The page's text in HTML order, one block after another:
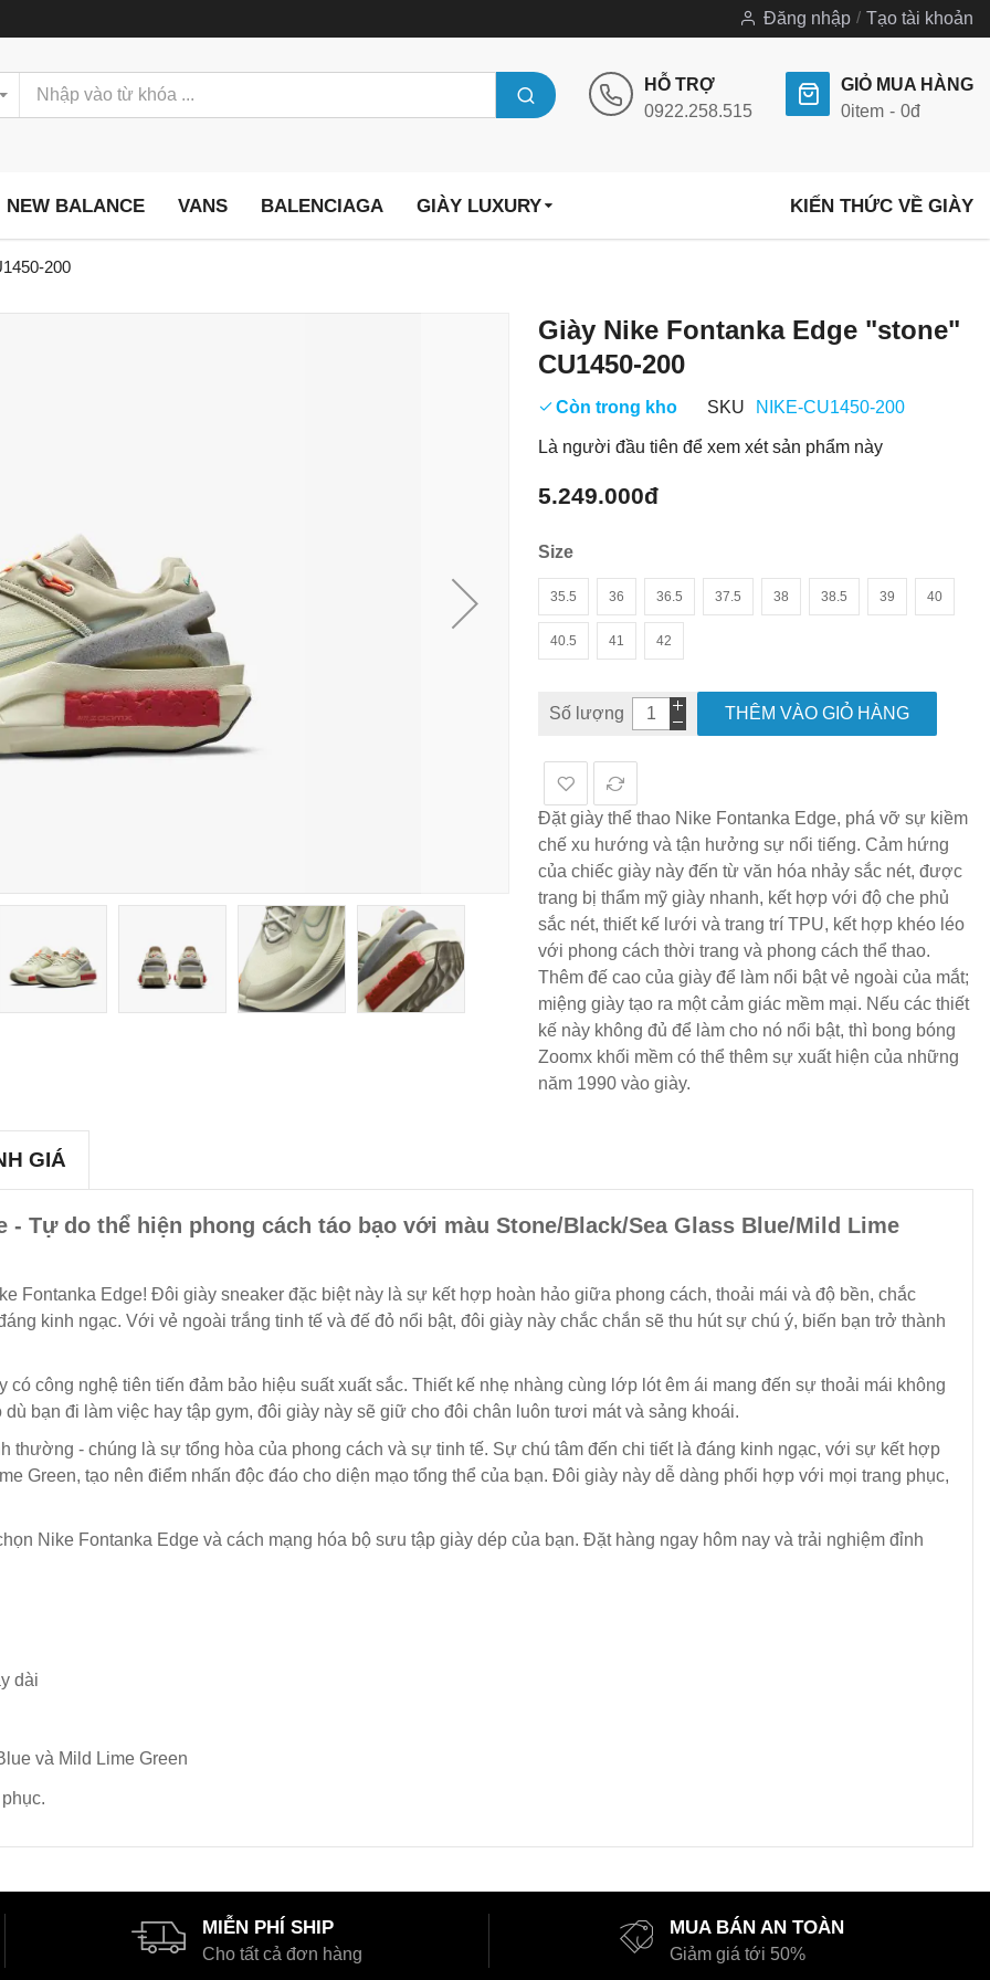
Đăng nhập Tạo tài khoản
HỖ TRỢ
0922.258.515
GIỎ MUA HÀNG
0item 0đ
NEW BALANCE VANS BALENCIAGA GIÀY LUXURY KIẾN THỨC VỀ GIÀY
200
Giày Nike Fontanka Edge "stone"
CU1450-200
Còn trong kho SKU NIKE-CU1450-200
Là người đầu tiên để xem xét sản phẩm này
5.249.000đ
Size
35.5 36 36.5 37.5 38 38.5 39 40
40.5 41 42
Số lượng THÊM VÀO GIỎ HÀNG
Đặt giày thể thao Nike Fontanka Edge, phá vỡ sự kiềm
chế xu hướng và tận hưởng sự nổi tiếng. Cảm hứng
của chiếc giày này đến từ văn hóa nhảy sắc nét, được
trang bị thẩm mỹ giày nhanh, kết hợp với độ che phủ
sắc nét, thiết kế lưới và trang trí TPU, kết hợp khéo léo
với phong cách thời trang và phong cách thể thao.
Thêm đế cao của giày để làm nổi bật vẻ ngoài của mắt;
miệng giày tạo ra một cảm giác mềm mại. Nếu các thiết
kế này không đủ để làm cho nó nổi bật, thì bong bóng
Zoomx khối mềm có thể thêm sự xuất hiện của những
năm 1990 vào giày.
Chuyển
phần
hình
GIÁ
- Tự do thể hiện phong cách táo bạo với màu Stone/Black/Sea Glass Blue/Mild Lime
Fontanka Edge! Đôi giày sneaker đặc biệt này là sự kết hợp hoàn hảo giữa phong cách, thoải mái và độ bền, chắc
kinh ngạc. Với vẻ ngoài trắng tinh tế và đế đỏ nổi bật, đôi giày này chắc chắn sẽ thu hút sự chú ý, biến bạn trở thành
công nghệ tiên tiến đảm bảo hiệu suất xuất sắc. Thiết kế nhẹ nhàng cùng lớp lót êm ái mang đến sự thoải mái không
bạn đi làm việc hay tập gym, đôi giày này sẽ giữ cho đôi chân luôn tươi mát và sảng khoái.
thường - chúng là sự tổng hòa của phong cách và sự tinh tế. Sự chú tâm đến chi tiết là đáng kinh ngạc, với sự kết hợp
Green, tạo nên điểm nhấn độc đáo cho diện mạo tổng thể của bạn. Đôi giày này dễ dàng phối hợp với mọi trang phục,
Nike Fontanka Edge và cách mạng hóa bộ sưu tập giày dép của bạn. Đặt hàng ngay hôm nay và trải nghiệm đỉnh
dài
và Mild Lime Green
MIỄN PHÍ SHIP
Cho tất cả đơn hàng
MUA BÁN AN TOÀN
Giảm giá tới 50%